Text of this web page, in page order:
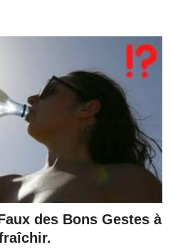
des Bons Gestes à